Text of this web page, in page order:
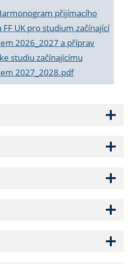
přijímacího
UK pro studium začínající
2026_2027 a příprav
studiu začínajícímu
2027_2028.pdf